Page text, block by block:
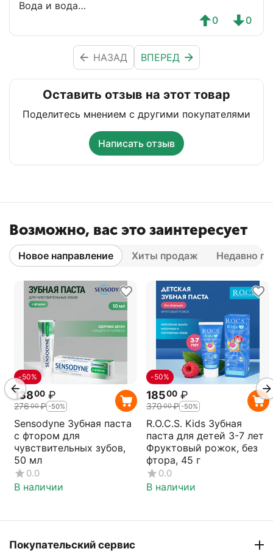
Вода и вода…
0
0
НАЗАД ВПЕРЕД
Оставить отзыв на этот товар
Поделитесь мнением с другими покупателями
Написать отзыв
Возможно, вас это заинтересует
Новое направление Хиты продаж Недавно
-50%
13800 ₽
27600₽ -50%
Sensodyne Зубная паста
с фтором для
чувствительных зубов,
50 мл
0.0
В наличии
-50%
18500 ₽
37000₽ -50%
R.O.C.S. Kids Зубная
паста для детей 3-7 лет
Фруктовый рожок, без
фтора, 45 г
0.0
В наличии
Покупательский сервис